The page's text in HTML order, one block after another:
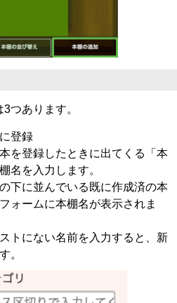
つあります。
登録
を登録したときに出てくる「本
名を入力します。
下に並んでいる既に作成済の本
ォームに本棚名が表示されま
トにない名前を入力すると、新
。